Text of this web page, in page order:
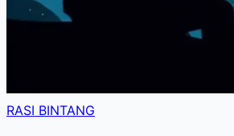
RASI BINTANG